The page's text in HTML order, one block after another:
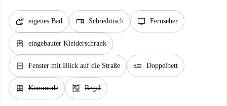
soap eigenes Bad desk Schreibtisch tv Fernseher
dresser eingebauter Kleiderschrank
window_closed Fenster mit Blick auf die Straße airline_seat_flat Doppelbett
dresser Kommode shelves Regal